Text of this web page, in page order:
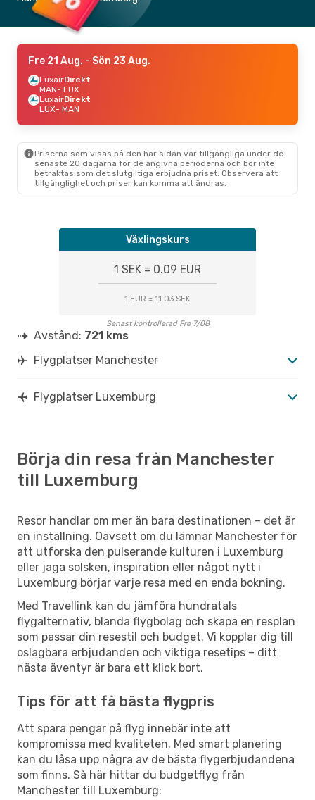
Fre 21 Aug. - Sön 23 Aug.
LuxairDirekt
MAN- LUX
LuxairDirekt
LUX- MAN
Priserna som visas på den här sidan var tillgängliga under de
senaste 20 dagarna för de angivna perioderna och bör inte
betraktas som det slutgiltiga erbjudna priset. Observera att
tillgänglighet och priser kan komma att ändras.
Växlingskurs
1 SEK = 0.09 EUR
1 EUR = 11.03 SEK
Senast kontrollerad Fre 7/08
Avstånd: 721 kms
Flygplatser Manchester
Flygplatser Luxemburg
Börja din resa från Manchester
till Luxemburg
Resor handlar om mer än bara destinationen – det är
en inställning. Oavsett om du lämnar Manchester för
att utforska den pulserande kulturen i Luxemburg
eller jaga solsken, inspiration eller något nytt i
Luxemburg börjar varje resa med en enda bokning.
Med Travellink kan du jämföra hundratals
flygalternativ, blanda flygbolag och skapa en resplan
som passar din resestil och budget. Vi kopplar dig till
oslagbara erbjudanden och viktiga resetips – ditt
nästa äventyr är bara ett klick bort.
Tips för att få bästa flygpris
Att spara pengar på flyg innebär inte att
kompromissa med kvaliteten. Med smart planering
kan du låsa upp några av de bästa flygerbjudandena
som finns. Så här hittar du budgetflyg från
Manchester till Luxemburg: